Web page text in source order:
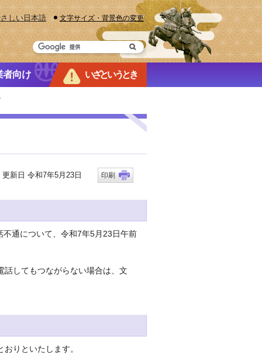
しい日本語 文字サイズ・背景色の変更
者向け いざというとき
日 令和7年5月23日 印刷
通について、令和7年5月23日午前
話してもつながらない場合は、文
りといたします。